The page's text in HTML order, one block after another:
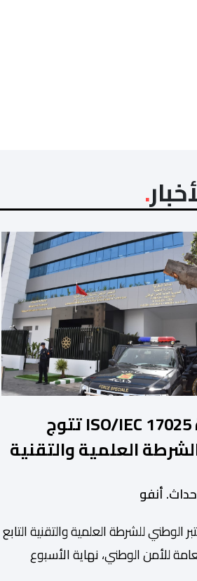
شهادة ISO/IEC 17025 تتوج
العلمية والتقنية
في مختلف الخبرات
أنفو
الوطني للشرطة العلمية والتقنية التابع
للأمن الوطني، نهاية الأسبوع